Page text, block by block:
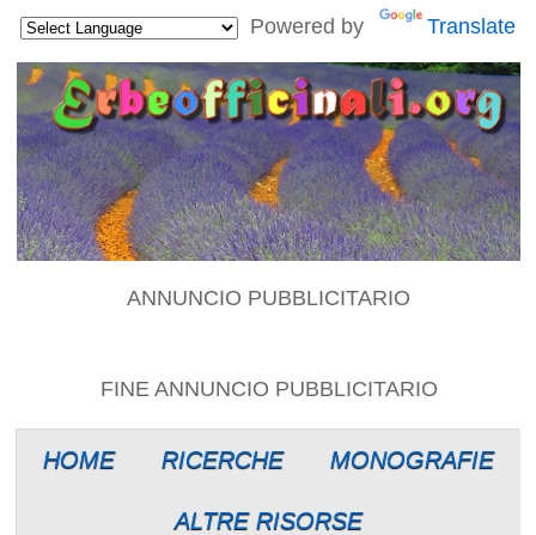
Powered by Translate
ANNUNCIO PUBBLICITARIO
FINE ANNUNCIO PUBBLICITARIO
HOME RICERCHE MONOGRAFIE
ALTRE RISORSE